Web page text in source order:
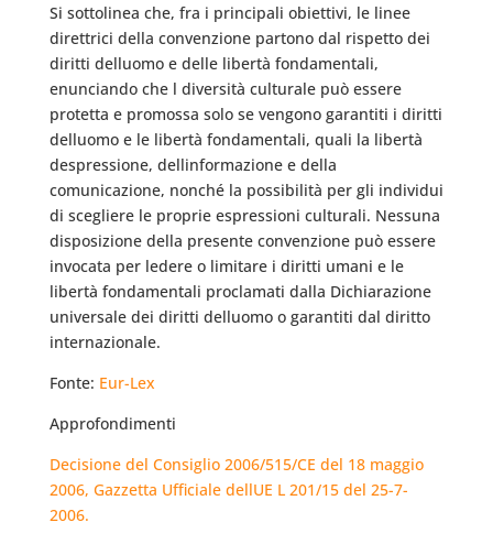
Si sottolinea che, fra i principali obiettivi, le linee
direttrici della convenzione partono dal rispetto dei
diritti delluomo e delle libertà fondamentali,
enunciando che l diversità culturale può essere
protetta e promossa solo se vengono garantiti i diritti
delluomo e le libertà fondamentali, quali la libertà
despressione, dellinformazione e della
comunicazione, nonché la possibilità per gli individui
di scegliere le proprie espressioni culturali. Nessuna
disposizione della presente convenzione può essere
invocata per ledere o limitare i diritti umani e le
libertà fondamentali proclamati dalla Dichiarazione
universale dei diritti delluomo o garantiti dal diritto
internazionale.
Fonte: Eur-Lex
Approfondimenti
Decisione del Consiglio 2006/515/CE del 18 maggio
2006, Gazzetta Ufficiale dellUE L 201/15 del 25-7-
2006.